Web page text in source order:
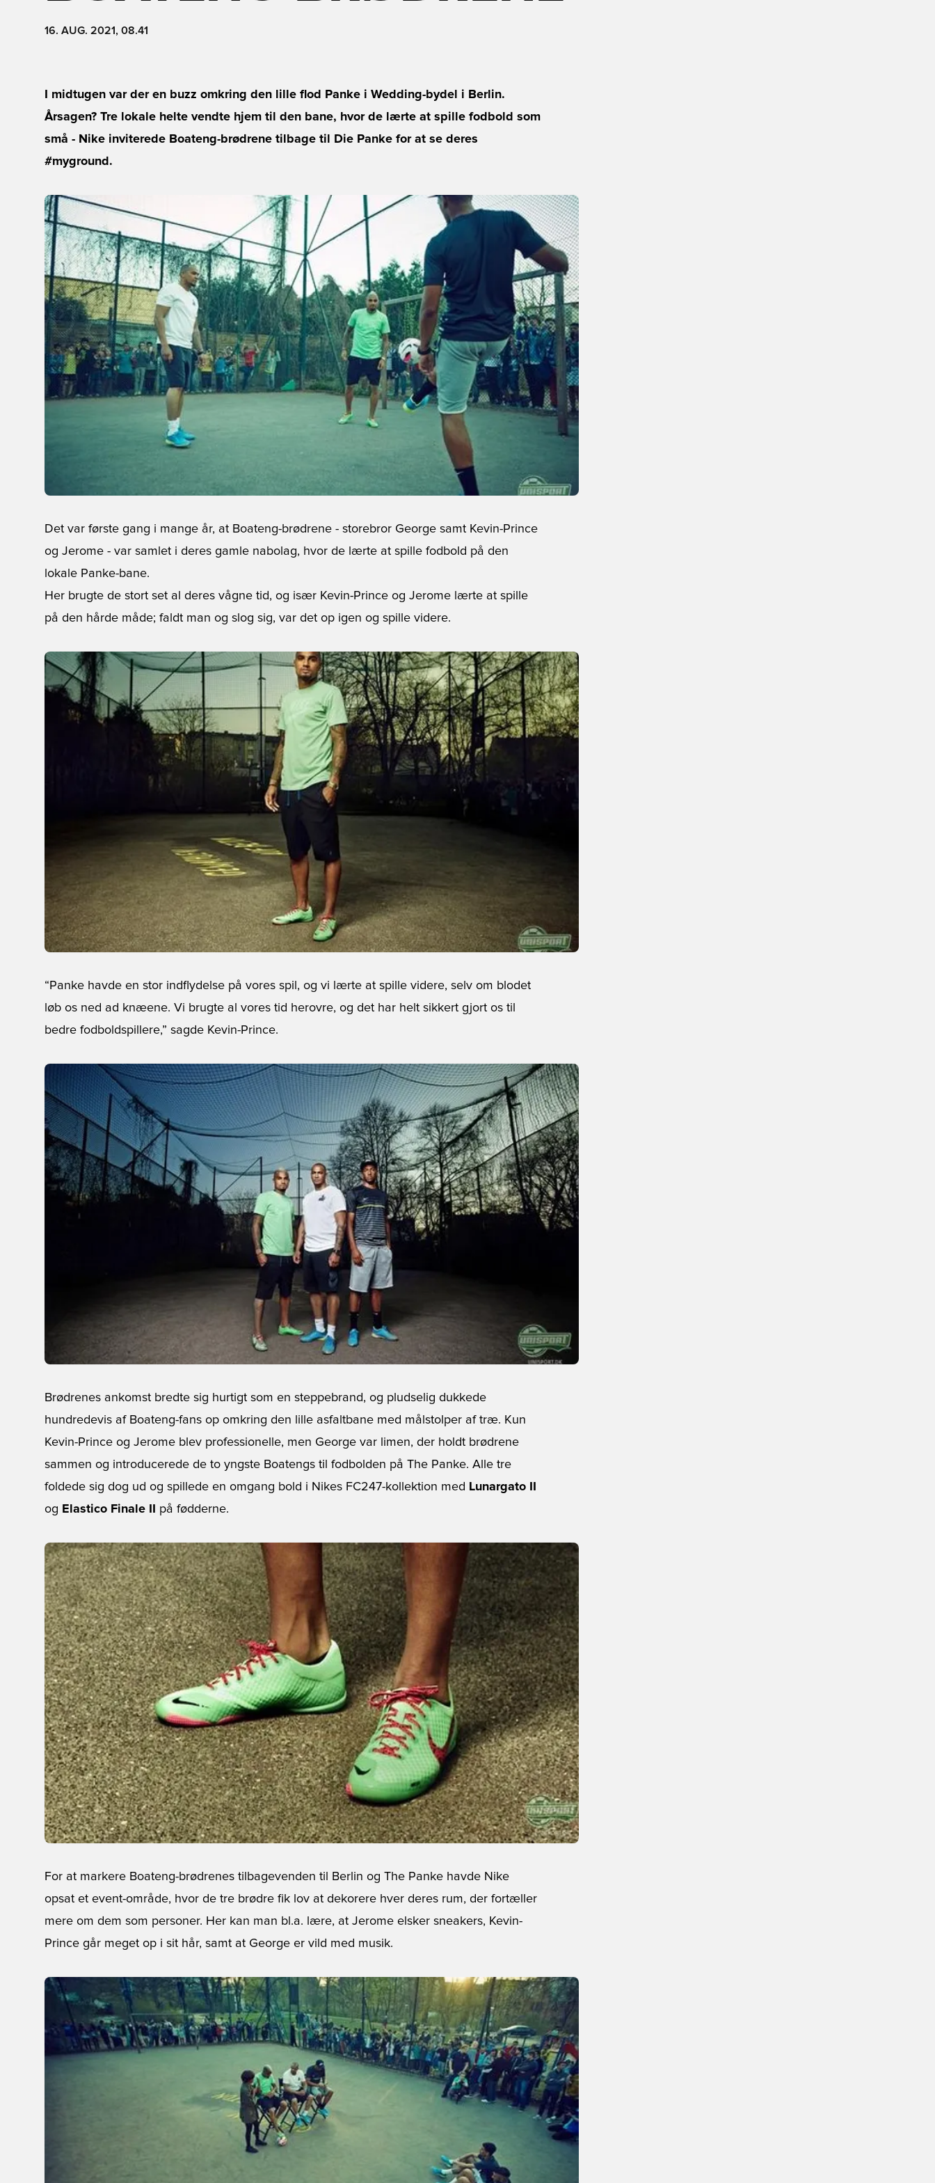
16. AUG. 2021, 08.41
I midtugen var der en buzz omkring den lille flod Panke i Wedding-bydel i Berlin.
Årsagen? Tre lokale helte vendte hjem til den bane, hvor de lærte at spille fodbold som
små - Nike inviterede Boateng-brødrene tilbage til Die Panke for at se deres
#myground.
Det var første gang i mange år, at Boateng-brødrene - storebror George samt Kevin-Prince
og Jerome - var samlet i deres gamle nabolag, hvor de lærte at spille fodbold på den
lokale Panke-bane.
Her brugte de stort set al deres vågne tid, og især Kevin-Prince og Jerome lærte at spille
på den hårde måde; faldt man og slog sig, var det op igen og spille videre.
“Panke havde en stor indflydelse på vores spil, og vi lærte at spille videre, selv om blodet
løb os ned ad knæene. Vi brugte al vores tid herovre, og det har helt sikkert gjort os til
bedre fodboldspillere,” sagde Kevin-Prince.
Brødrenes ankomst bredte sig hurtigt som en steppebrand, og pludselig dukkede
hundredevis af Boateng-fans op omkring den lille asfaltbane med målstolper af træ. Kun
Kevin-Prince og Jerome blev professionelle, men George var limen, der holdt brødrene
sammen og introducerede de to yngste Boatengs til fodbolden på The Panke. Alle tre
foldede sig dog ud og spillede en omgang bold i Nikes FC247-kollektion med Lunargato II
og Elastico Finale II på fødderne.
For at markere Boateng-brødrenes tilbagevenden til Berlin og The Panke havde Nike
opsat et event-område, hvor de tre brødre fik lov at dekorere hver deres rum, der fortæller
mere om dem som personer. Her kan man bl.a. lære, at Jerome elsker sneakers, Kevin-
Prince går meget op i sit hår, samt at George er vild med musik.